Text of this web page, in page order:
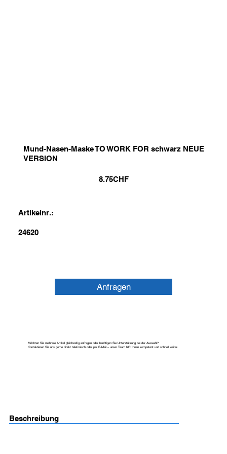
Mund-Nasen-Maske TO WORK FOR schwarz NEUE
VERSION
8.75CHF
Artikelnr.:
24620
Anfragen
Möchten Sie mehrere Artikel gleichzeitig anfragen oder benötigen Sie Unterstützung bei der Auswahl?
Kontaktieren Sie uns gerne direkt telefonisch oder per E-Mail – unser Team hilft Ihnen kompetent und schnell weiter.
Beschreibung